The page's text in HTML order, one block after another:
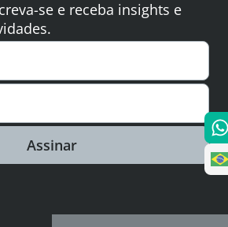
se e receba insights e
Assinar